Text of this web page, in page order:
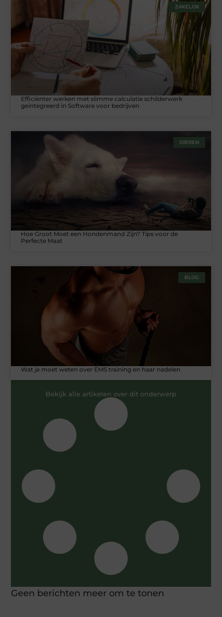
ZAKELIJK
Efficiënter werken met slimme calculatie schilderwerk
geïntegreerd in Software voor bedrijven
DIEREN
Hoe Groot Moet een Hondenmand Zijn? Tips voor de
Perfecte Maat
BLOG
Wat je moet weten over EMS training en haar nadelen
Bekijk alle artikelen over dit onderwerp
Geen berichten meer om te tonen